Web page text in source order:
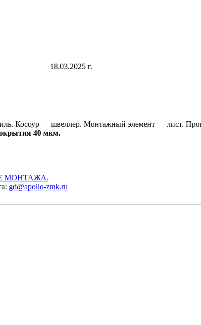
18.03.2025 г.
Косоур — швеллер. Монтажный элемент — лист.
40 мкм.
МОНТАЖА.
gd@apollo-zmk.ru